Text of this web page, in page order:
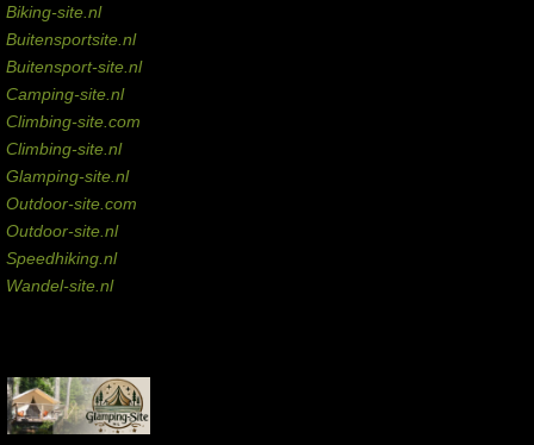
Biking-site.nl
Buitensportsite.nl
Buitensport-site.nl
Camping-site.nl
Climbing-site.com
Climbing-site.nl
Glamping-site.nl
Outdoor-site.com
Outdoor-site.nl
Speedhiking.nl
Wandel-site.nl